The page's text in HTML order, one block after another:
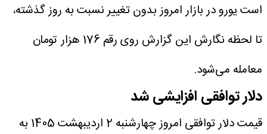
است یورو در بازار امروز بدون تغییر نسبت به روز گذشته،
تا لحظه نگارش این گزارش روی رقم 176 هزار تومان
معامله می‌شود.
دلار توافقی افزایشی شد
قیمت دلار توافقی امروز چهارشنبه 2 اردیبهشت 1405 به